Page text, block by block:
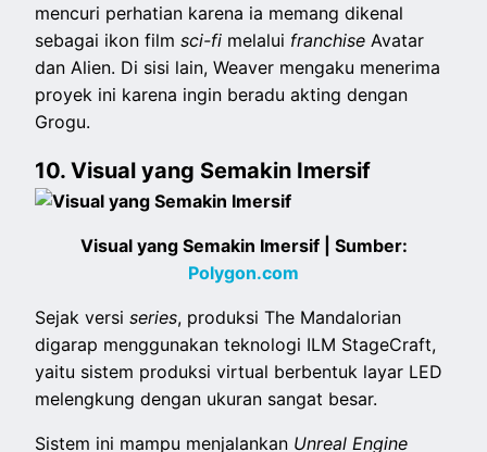
mencuri perhatian karena ia memang dikenal
sebagai ikon filmsci-fi melalui franchiseAvatar
dan Alien. Di sisi lain, Weaver mengaku menerima
proyek ini karena ingin beradu akting dengan
Grogu.
10. Visual yang Semakin Imersif
Visual yang Semakin Imersif | Sumber:
Polygon.com
Sejak versiseries, produksi The Mandalorian
digarap menggunakan teknologi ILM StageCraft,
yaitu sistem produksi virtual berbentuk layar LED
melengkung dengan ukuran sangat besar.
Sistem ini mampu menjalankan Unreal Engine